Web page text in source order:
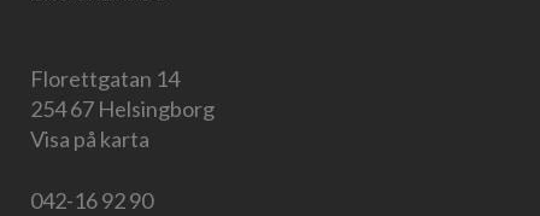
Florettgatan 14
254 67 Helsingborg
Visa på karta
042-16 92 90